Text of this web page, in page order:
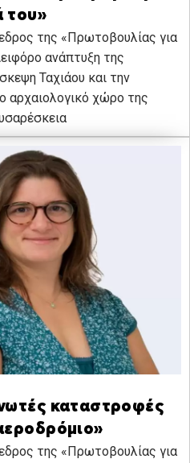
του»
της «Πρωτοβουλίας για
ανάπτυξη της
Ταχιάου και την
αρχαιολογικό χώρο της
καταστροφές
της «Πρωτοβουλίας για